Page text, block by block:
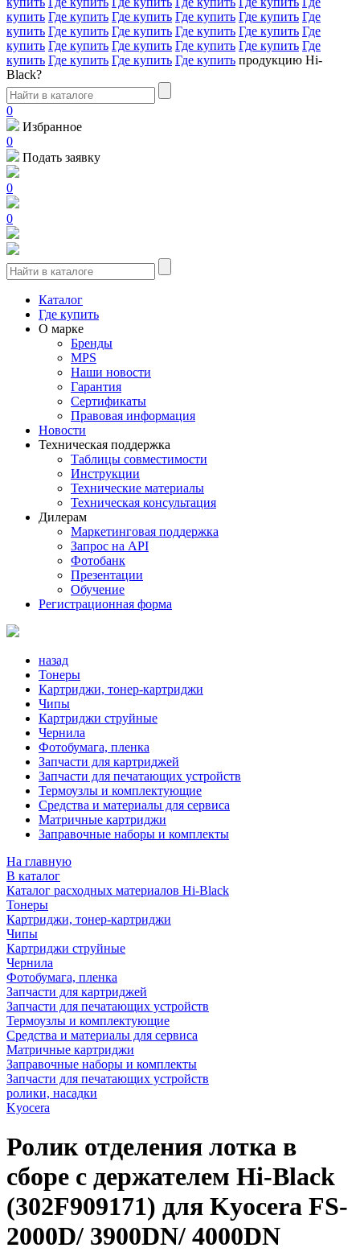
купить Где купить Где купить Где купить Где купить Где
купить Где купить Где купить Где купить Где купить Где
купить Где купить Где купить Где купить Где купить Где
купить Где купить Где купить Где купить продукцию Hi-
Black?
0
Избранное
0
Подать заявку
0
0
Каталог
Где купить
О марке
Бренды
MPS
Наши новости
Гарантия
Сертификаты
Правовая информация
Новости
Техническая поддержка
Таблицы совместимости
Инструкции
Технические материалы
Техническая консультация
Дилерам
Маркетинговая поддержка
Запрос на API
Фотобанк
Презентации
Обучение
Регистрационная форма
назад
Тонеры
Картриджи, тонер-картриджи
Чипы
Картриджи струйные
Чернила
Фотобумага, пленка
Запчасти для картриджей
Запчасти для печатающих устройств
Термоузлы и комплектующие
Средства и материалы для сервиса
Матричные картриджи
Заправочные наборы и комплекты
На главную
В каталог
Каталог расходных материалов Hi-Black
Тонеры
Картриджи, тонер-картриджи
Чипы
Картриджи струйные
Чернила
Фотобумага, пленка
Запчасти для картриджей
Запчасти для печатающих устройств
Термоузлы и комплектующие
Средства и материалы для сервиса
Матричные картриджи
Заправочные наборы и комплекты
Запчасти для печатающих устройств
ролики, насадки
Kyocera
Ролик отделения лотка в
сборе с держателем Hi-Black
(302F909171) для Kyocera FS-
2000D/ 3900DN/ 4000DN